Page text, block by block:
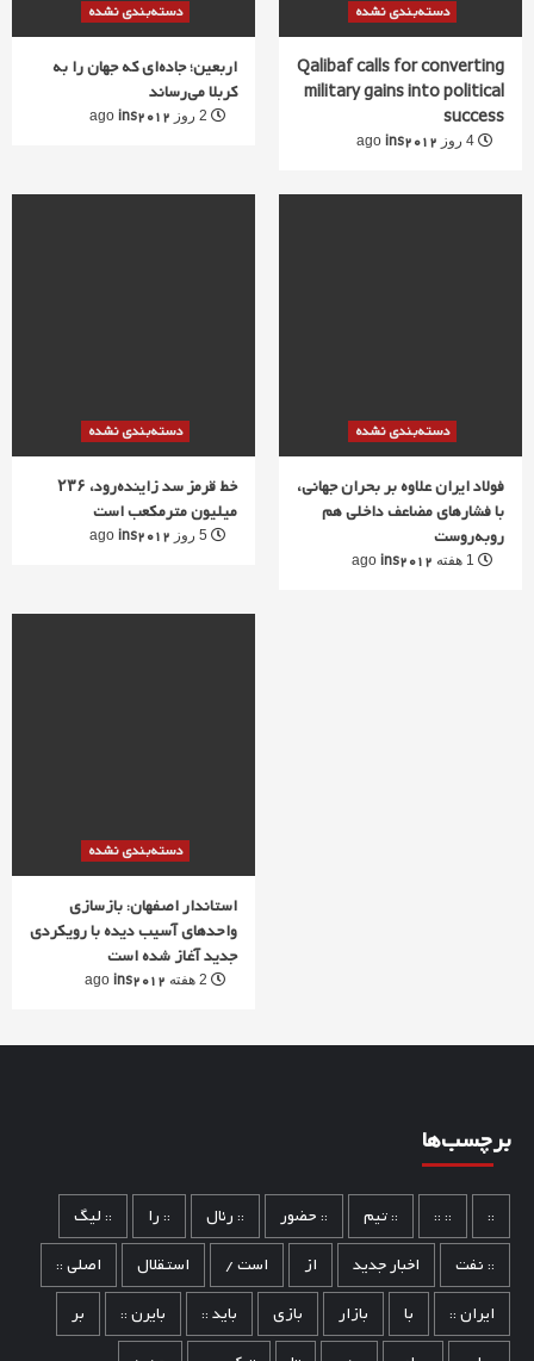
دسته‌بندی نشده
اربعین؛ جاده‌ای که جهان را به
کربلا می‌رساند
ins2012
دسته‌بندی نشده
Qalibaf calls for converting
military gains into political
success
ins2012
دسته‌بندی نشده
خط قرمز سد زاینده‌رود، ۲۳۶
میلیون مترمکعب است
ins2012
دسته‌بندی نشده
فولاد ایران علاوه بر بحران جهانی،
با فشارهای مضاعف داخلی هم
روبه‌روست
ins2012
دسته‌بندی نشده
استاندار اصفهان: بازسازی
واحدهای آسیب دیده با رویکردی
جدید آغاز شده است
ins2012
برچسب‌ها
::
:: :: :: تیم :: حضور :: رئال :: را
:: لیگ
:: نفت
اخبار جدید از است / استقلال
اصلی ::
ایران ::
با بازار بازی باید :: بایرن ::
بر